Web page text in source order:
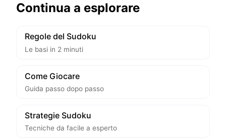
Continua a esplorare
Regole del Sudoku
Le basi in 2 minuti
Come Giocare
Guida passo dopo passo
Strategie Sudoku
Tecniche da facile a esperto